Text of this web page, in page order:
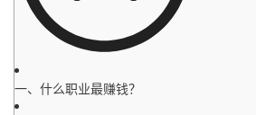
一、什么职业最赚钱？